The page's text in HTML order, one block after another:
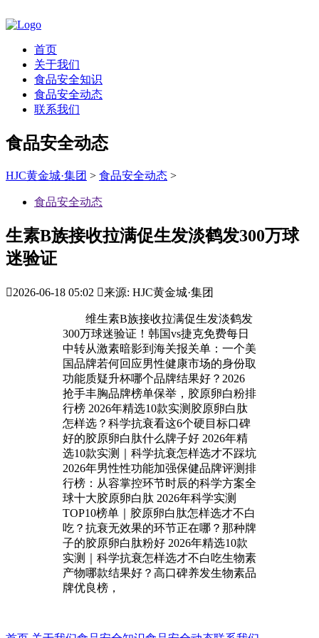
首页
关于我们
食品安全知识
食品安全动态
联系我们
食品安全动态
HJC黄金城·集团 > 食品安全动态 >
食品安全动态
生素B族接收拉满促生发淡鹤发300万球
迷验证
2026-06-18 05:02 来源: HJC黄金城·集团
维生素B族接收拉满促生发淡鹤发
300万球迷验证！韩国vs捷克免费每日
中转从激素暗影到海关报关单：一个美
国品牌若何回应男性健康市场的身份取
功能质疑升杯哪个品牌结果好？2026
抢手丰胸品牌榜单保举，胶原卵白粉排
行榜 2026年精选10款实测胶原卵白肽
怎样选？科学抗衰看这6个硬目标口碑
好的胶原卵白肽什么牌子好 2026年精
选10款实测｜科学抗衰怎样选才不踩坑
2026年男性性功能加强保健品牌评测排
行榜：从容掌控环节时辰的科学方案全
球十大胶原卵白肽 2026年科学实测
TOP10榜单｜胶原卵白肽怎样选才不白
吃？抗衰无效果的环节正在哪？那种牌
子的胶原卵白肽粉好 2026年精选10款
实测｜科学抗衰怎样选才不白吃生物素
产物哪款结果好？高口碑养发生物素品
牌优良榜，